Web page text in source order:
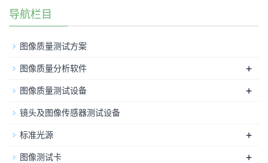
导航栏目
图像质量测试方案
图像质量分析软件 +
图像质量测试设备 +
镜头及图像传感器测试设备
标准光源 +
图像测试卡 +